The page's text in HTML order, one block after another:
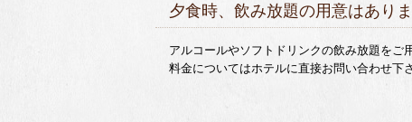
夕食時、飲み放題の用意はあり
アルコールやソフトドリンクの飲み放題をご
料金についてはホテルに直接お問い合わせ下さ